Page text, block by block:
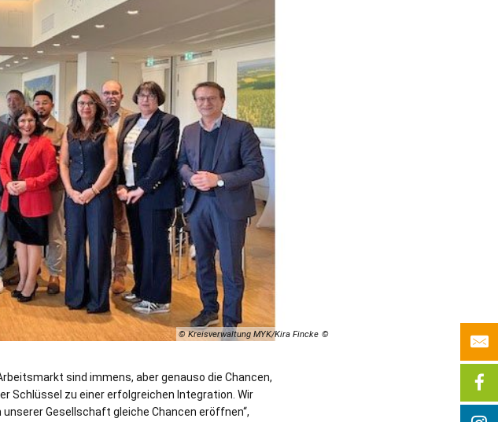
© Kreisverwaltung MYK/Kira Fincke
sind immens, aber genauso die Chancen,
Schlüssel zu einer erfolgreichen Integration. Wir
Gesellschaft gleiche Chancen eröffnen“,